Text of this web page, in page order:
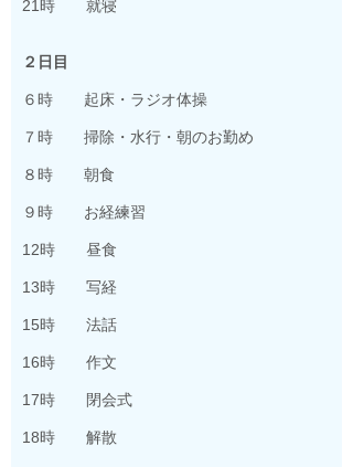
21時 就寝
２日目
６時 起床・ラジオ体操
７時 掃除・水行・朝のお勤め
８時 朝食
９時 お経練習
12時 昼食
13時 写経
15時 法話
16時 作文
17時 閉会式
18時 解散